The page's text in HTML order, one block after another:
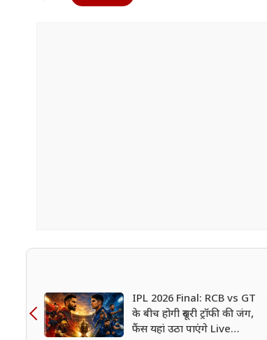
IPL 2026 Final: RCB vs GT
के बीच होगी दूसरी ट्रॉफी की जंग,
फैंस यहां उठा पाएंगे Live